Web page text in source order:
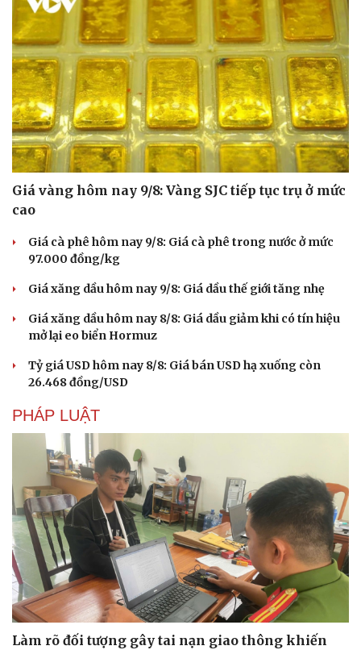
Giá vàng hôm nay 9/8: Vàng SJC tiếp tục trụ ở mức
cao
Giá cà phê hôm nay 9/8: Giá cà phê trong nước ở mức
97.000 đồng/kg
Giá xăng dầu hôm nay 9/8: Giá dầu thế giới tăng nhẹ
Giá xăng dầu hôm nay 8/8: Giá dầu giảm khi có tín hiệu
mở lại eo biển Hormuz
Tỷ giá USD hôm nay 8/8: Giá bán USD hạ xuống còn
26.468 đồng/USD
PHÁP LUẬT
Làm rõ đối tượng gây tai nạn giao thông khiến